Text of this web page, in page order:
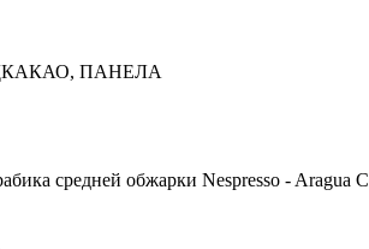
КАКАО, ПАНЕЛА
средней обжарки Nespresso - Aragua